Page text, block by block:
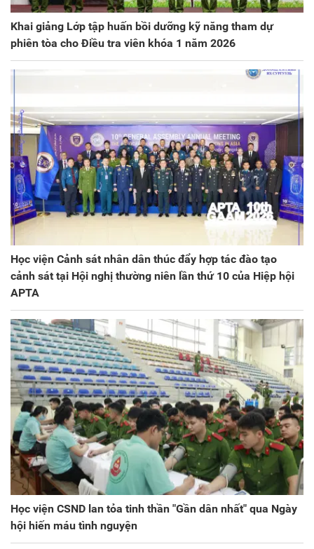
Khai giảng Lớp tập huấn bồi dưỡng kỹ năng tham dự
phiên tòa cho Điều tra viên khóa 1 năm 2026
Học viện Cảnh sát nhân dân thúc đẩy hợp tác đào tạo
cảnh sát tại Hội nghị thường niên lần thứ 10 của Hiệp hội
APTA
Học viện CSND lan tỏa tinh thần "Gần dân nhất" qua Ngày
hội hiến máu tình nguyện